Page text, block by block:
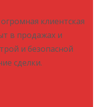
клиентская
в продажах и
и безопасной
сделки.